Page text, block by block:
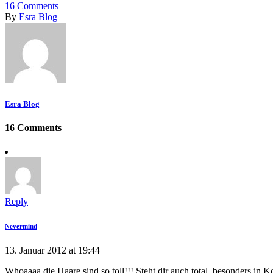
16 Comments
By Esra Blog
Esra Blog
16 Comments
Reply
Nevermind
13. Januar 2012 at 19:44